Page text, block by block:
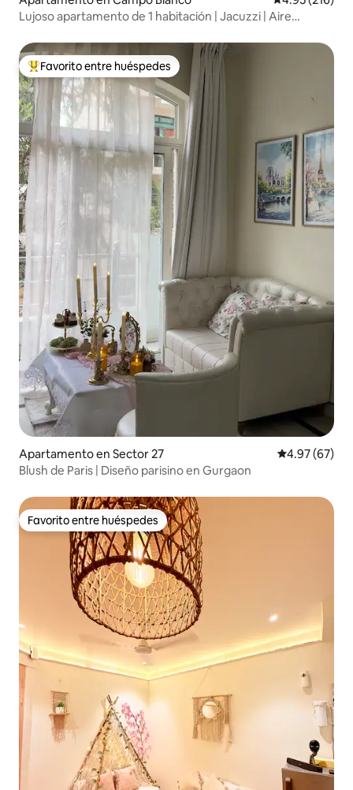
Lujoso apartamento de 1 habitación | Jacuzzi | Aire
Favorito entre huéspedes preferido
Favorito entre huéspedes
Apartamento en Sector 27 Calificación
4.97 (67)
Blush de Paris | Diseño parisino en Gurgaon
Favorito entre huéspedes
Favorito entre huéspedes